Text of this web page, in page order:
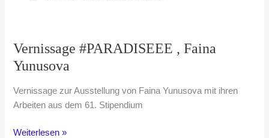
Vernissage #PARADISEEE , Faina
Yunusova
Vernissage zur Ausstellung von Faina Yunusova mit ihren
Arbeiten aus dem 61. Stipendium
Vernissage #PARADISEEE
Weiterlesen »